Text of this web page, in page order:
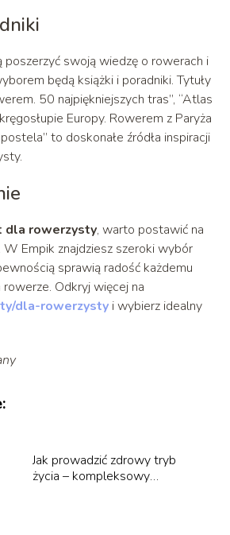
poszerzyć swoją wiedzę o rowerach i
będą książki i poradniki. Tytuły
50 najpiękniejszych tras”, “Atlas
Europy. Rowerem z Paryża
to doskonałe źródła inspiracji
dla rowerzysty, warto postawić na
W Empik znajdziesz szeroki wybór
sprawią radość każdemu
rowerze. Odkryj więcej na
dla-rowerzystyi wybierz idealny
Jak prowadzić zdrowy tryb
życia – kompleksowy